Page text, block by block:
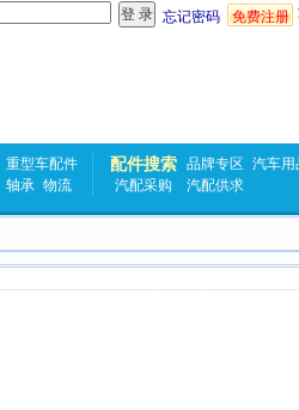
忘记密码 免费注册
重型车配件
轴承 物流
配件搜索 品牌专区 汽车用
汽配采购
汽配供求